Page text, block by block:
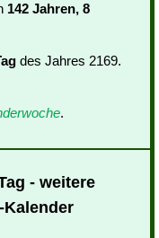
142 Jahren, 8
des Jahres 2169.
.
- weitere